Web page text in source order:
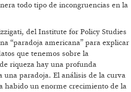
todo tipo de incongruencias en la
del Institute for Policy Studies
“paradoja americana” para explicar
que tenemos sobre la
riqueza hay una profunda
una paradoja. El análisis de la curva
habido un enorme crecimiento de la